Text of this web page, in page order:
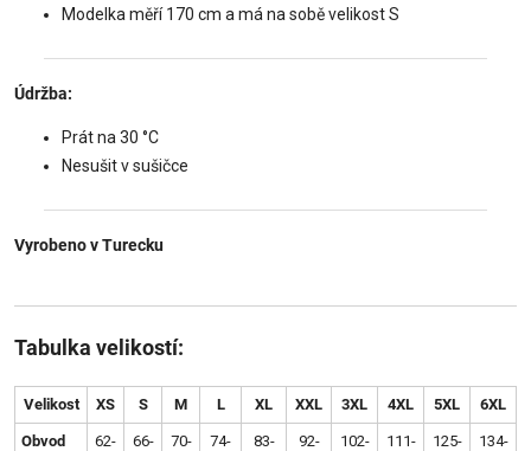
Modelka měří 170 cm a má na sobě velikost S
Údržba:
Prát na 30 °C
Nesušit v sušičce
Vyrobeno v Turecku
Tabulka velikostí:
Velikost XS S M L XL XXL 3XL 4XL 5XL 6XL
Obvod
62-
66-
70-
74-
83-
92-
102-
111-
125-
134-